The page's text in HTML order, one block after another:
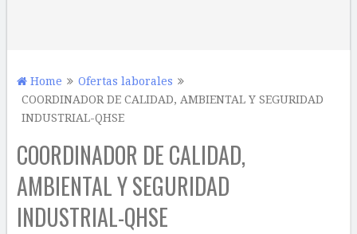
Home
Ofertas laborales
COORDINADOR DE CALIDAD, AMBIENTAL Y SEGURIDAD
INDUSTRIAL-QHSE
COORDINADOR DE CALIDAD,
AMBIENTAL Y SEGURIDAD
INDUSTRIAL-QHSE